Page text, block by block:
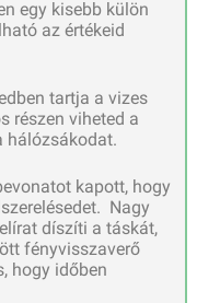
egy kisebb külön
az értékeid
tartja a vizes
részen viheted a
hálózsákodat.
kapott, hogy
Nagy
díszíti a táskát,
fényvisszaverő
hogy időben